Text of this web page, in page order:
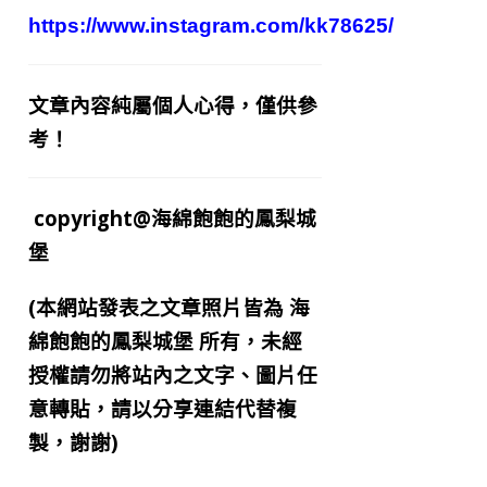
https://www.instagram.com/kk78625/
文章內容純屬個人心得，僅供參
考！
copyright@海綿飽飽的鳳梨城
堡
(本網站發表之文章照片皆為 海
綿飽飽的鳳梨城堡 所有，未經
授權請勿將站內之文字、圖片任
意轉貼，請以分享連結代替複
製，謝謝)